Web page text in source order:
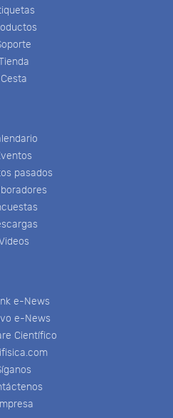
Cesta
pasados
e-News
e-News
Científico